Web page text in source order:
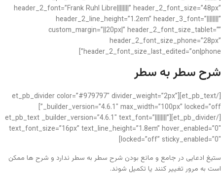
header_2_font=”Frank Ruhl Libre||||||||” header_2_font_size=”48px”
header_2_line_height=”1.2em” header_3_font=”||||||||”
custom_margin=”||20px|” header_2_font_size_tablet=””
header_2_font_size_phone=”28px”
header_2_font_size_last_edited=”on|phone”]
شرح سطر به سطر
[/et_pb_text][et_pb_divider color=”#979797″ divider_weight=”2px”
_builder_version=”4.6.1″ max_width=”100px” locked=”off”]
[/et_pb_divider][et_pb_text _builder_version=”4.6.1″ text_font=”||||||||”
text_font_size=”16px” text_line_height=”1.8em” hover_enabled=”0″
locked=”off” sticky_enabled=”0″]
ستیغ ادعایی در جامع و مانع بودن شرح سطر به سطر ندارد و شرح ها ممکن
است به مرور تغییر کنند یا تکمیل شوند.